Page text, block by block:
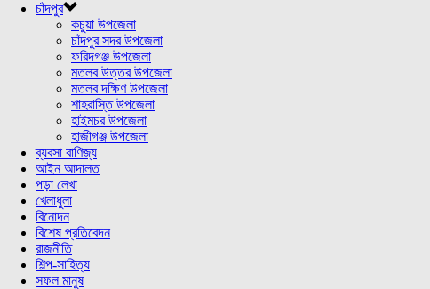
চাঁদপুর
কচুয়া উপজেলা
চাঁদপুর সদর উপজেলা
ফরিদগঞ্জ উপজেলা
মতলব উত্তর উপজেলা
মতলব দক্ষিণ উপজেলা
শাহরাস্তি উপজেলা
হাইমচর উপজেলা
হাজীগঞ্জ উপজেলা
ব্যবসা বাণিজ্য
আইন আদালত
পড়া লেখা
খেলাধুলা
বিনোদন
বিশেষ প্রতিবেদন
রাজনীতি
শিল্প-সাহিত্য
সফল মানুষ